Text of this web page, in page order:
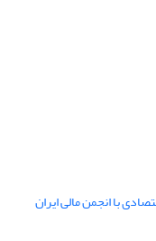
با انجمن مالی ایران